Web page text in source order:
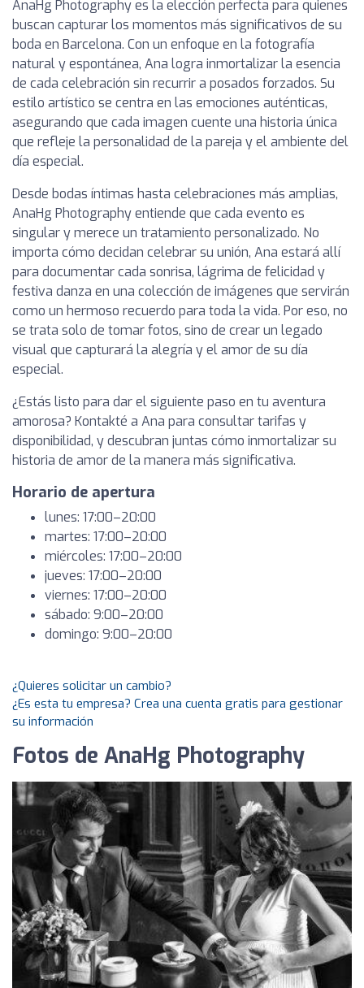
AnaHg Photography es la elección perfecta para quienes
buscan capturar los momentos más significativos de su
boda en Barcelona. Con un enfoque en la fotografía
natural y espontánea, Ana logra inmortalizar la esencia
de cada celebración sin recurrir a posados forzados. Su
estilo artístico se centra en las emociones auténticas,
asegurando que cada imagen cuente una historia única
que refleje la personalidad de la pareja y el ambiente del
día especial.
Desde bodas íntimas hasta celebraciones más amplias,
AnaHg Photography entiende que cada evento es
singular y merece un tratamiento personalizado. No
importa cómo decidan celebrar su unión, Ana estará allí
para documentar cada sonrisa, lágrima de felicidad y
festiva danza en una colección de imágenes que servirán
como un hermoso recuerdo para toda la vida. Por eso, no
se trata solo de tomar fotos, sino de crear un legado
visual que capturará la alegría y el amor de su día
especial.
¿Estás listo para dar el siguiente paso en tu aventura
amorosa? Kontakté a Ana para consultar tarifas y
disponibilidad, y descubran juntas cómo inmortalizar su
historia de amor de la manera más significativa.
Horario de apertura
lunes: 17:00–20:00
martes: 17:00–20:00
miércoles: 17:00–20:00
jueves: 17:00–20:00
viernes: 17:00–20:00
sábado: 9:00–20:00
domingo: 9:00–20:00
¿Quieres solicitar un cambio?
¿Es esta tu empresa? Crea una cuenta gratis para gestionar
su información
Fotos de AnaHg Photography